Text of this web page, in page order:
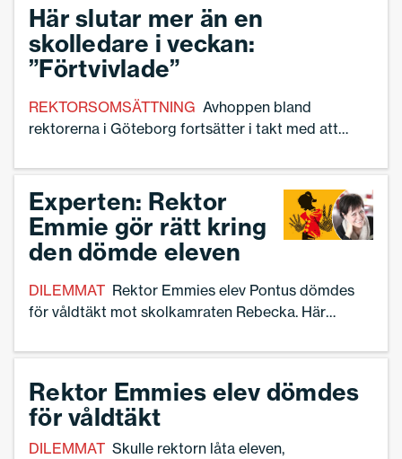
Här slutar mer än en
skolledare i veckan:
”Förtvivlade”
REKTORSOMSÄTTNING Avhoppen bland
rektorerna i Göteborg fortsätter i takt med att
rektorsområden
Experten: Rektor
Emmie gör rätt kring
den dömde eleven
DILEMMAT Rektor Emmies elev Pontus dömdes
för våldtäkt mot skolkamraten Rebecka. Här
pedagogiskt arbete vid Karlstads universitet, på
Rektor Emmies elev dömdes
för våldtäkt
DILEMMAT Skulle rektorn låta eleven,